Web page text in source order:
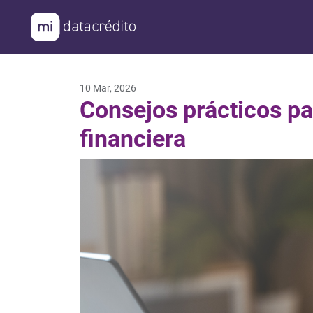
Consultar mi
Protege mi
Evita el Fraude
10 Mar, 2026
Consejos prácticos
financiera